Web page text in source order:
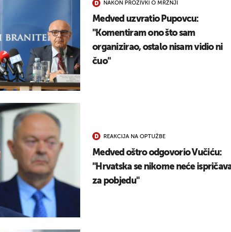
NAKON PROZIVKI O MRŽNJI
Medved uzvratio Pupovcu:
"Komentiram ono što sam
organizirao, ostalo nisam vidio ni
čuo"
REAKCIJA NA OPTUŽBE
Medved oštro odgovorio Vučiću:
"Hrvatska se nikome neće
za pobjedu"